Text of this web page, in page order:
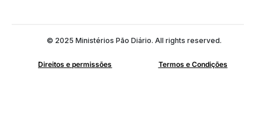
© 2025 Ministérios Pão Diário. All rights reserved.
Direitos e permissões Termos e Condições